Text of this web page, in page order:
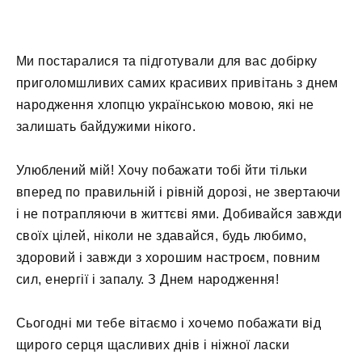
Ми постаралися та підготували для вас добірку
приголомшливих самих красивих привітань з днем
народження хлопцю українською мовою, які не
залишать байдужими нікого.
Улюблений мій! Хочу побажати тобі йти тільки
вперед по правильній і рівній дорозі, не звертаючи
і не потрапляючи в життєві ями. Добивайся завжди
своїх цілей, ніколи не здавайся, будь любимо,
здоровий і завжди з хорошим настроєм, повним
сил, енергії і запалу. З Днем народження!
Сьогодні ми тебе вітаємо і хочемо побажати від
щирого серця щасливих днів і ніжної ласки